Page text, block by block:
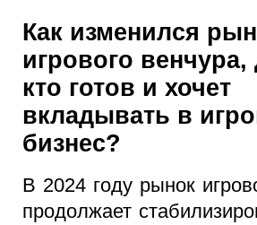
Как изменился
игрового венчура,
кто готов и хочет
вкладывать в
бизнес?
В 2024 году рынок
продолжает